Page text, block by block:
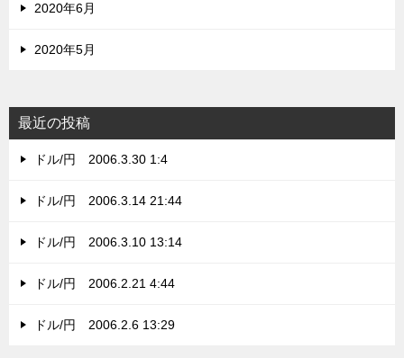
2020年6月
2020年5月
最近の投稿
ドル/円 2006.3.30 1:4
ドル/円 2006.3.14 21:44
ドル/円 2006.3.10 13:14
ドル/円 2006.2.21 4:44
ドル/円 2006.2.6 13:29